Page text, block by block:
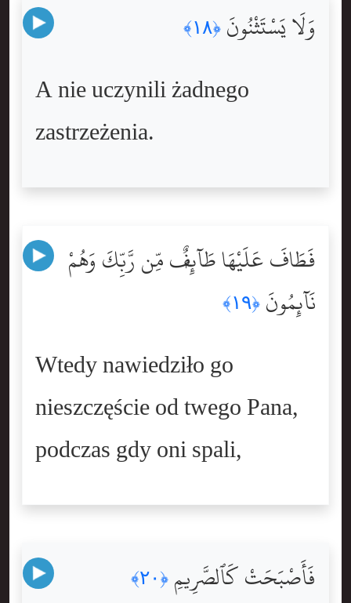
وَلَا يَسْتَثْنُونَ ﴿١٨﴾
A nie uczynili żadnego
zastrzeżenia.
فَطَافَ عَلَيْهَا طَآئِفٌۭ مِّن رَّبِّكَ وَهُمْ
نَآئِمُونَ ﴿١٩﴾
Wtedy nawiedziło go
nieszczęście od twego Pana,
podczas gdy oni spali,
فَأَصْبَحَتْ كَٱلصَّرِيمِ ﴿٢٠﴾